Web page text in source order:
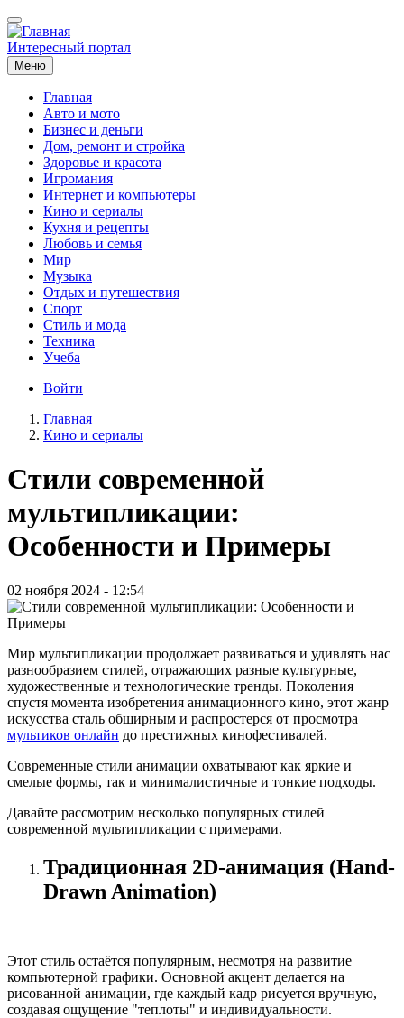
Перейти
к
основному
содержанию
Интересный портал
Меню
Основная
навигация
Главная
Авто и мото
Бизнес и деньги
Дом, ремонт и стройка
Здоровье и красота
Игромания
Интернет и компьютеры
Кино и сериалы
Кухня и рецепты
Любовь и семья
Мир
Музыка
Отдых и путешествия
Спорт
Стиль и мода
Техника
Учеба
Меню
записи
пользователя
Войти
Строка
навигации
Главная
Кино и сериалы
Стили современной
мультипликации:
Особенности и Примеры
02 ноября 2024 - 12:54
Мир мультипликации продолжает развиваться и удивлять нас
разнообразием стилей, отражающих разные культурные,
художественные и технологические тренды. Поколения
спустя момента изобретения анимационного кино, этот жанр
искусства сталь обширным и распростерся от просмотра
мультиков онлайн до престижных кинофестивалей.
Современные стили анимации охватывают как яркие и
смелые формы, так и минималистичные и тонкие подходы.
Давайте рассмотрим несколько популярных стилей
современной мультипликации с примерами.
Традиционная 2D-анимация (Hand-
Drawn Animation)
Этот стиль остаётся популярным, несмотря на развитие
компьютерной графики. Основной акцент делается на
рисованной анимации, где каждый кадр рисуется вручную,
создавая ощущение "теплоты" и индивидуальности.